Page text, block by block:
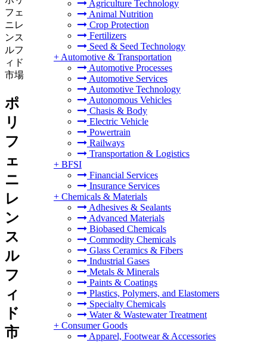
Agriculture Technology
Animal Nutrition
Crop Protection
Fertilizers
Seed & Seed Technology
+ Automotive & Transportation
Automotive Processes
Automotive Services
Automotive Technology
Autonomous Vehicles
Chasis & Body
Electric Vehicle
Powertrain
Railways
Transportation & Logistics
+ BFSI
Financial Services
Insurance Services
+ Chemicals & Materials
Adhesives & Sealants
Advanced Materials
Biobased Chemicals
Commodity Chemicals
Glass Ceramics & Fibers
Industrial Gases
Metals & Minerals
Paints & Coatings
Plastics, Polymers, and Elastomers
Specialty Chemicals
Water & Wastewater Treatment
+ Consumer Goods
Apparel, Footwear & Accessories
フェ
ニレ
ンス
ルフ
ィド
市場
ポ
リ
フ
ェ
ニ
レ
ン
ス
ル
フ
ィ
ド
市